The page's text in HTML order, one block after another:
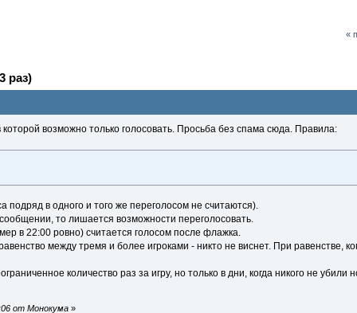
«
раз)
возможно только голосовать. Просьба без спама сюда. Правила:
подряд в одного и того же переголосом не считаются).
то лишается возможности переголосовать.
в 22:00 ровно) считается голосом после флажка.
между тремя и более игроками - никто не виснет. При равенстве,
количество раз за игру, но только в дни, когда никого не убили
от Монокума »